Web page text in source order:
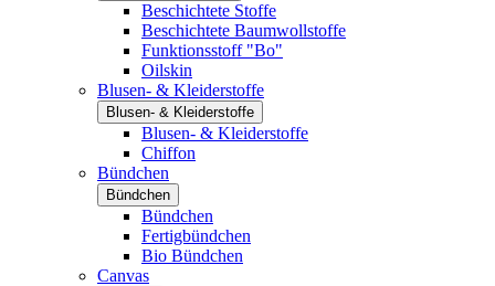
Beschichtete Stoffe
Beschichtete Baumwollstoffe
Funktionsstoff "Bo"
Oilskin
Blusen- & Kleiderstoffe
Blusen- & Kleiderstoffe
Blusen- & Kleiderstoffe
Chiffon
Bündchen
Bündchen
Bündchen
Fertigbündchen
Bio Bündchen
Canvas